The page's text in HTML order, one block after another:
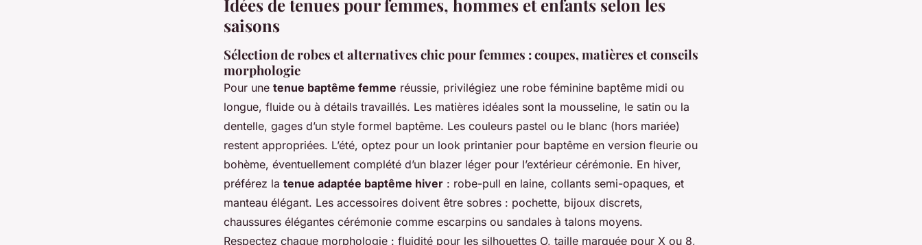
Idées de tenues pour femmes, hommes et enfants selon les
saisons
Sélection de robes et alternatives chic pour femmes : coupes, matières et conseils
morphologie
Pour une tenue baptême femme réussie, privilégiez une robe féminine baptême midi ou
longue, fluide ou à détails travaillés. Les matières idéales sont la mousseline, le satin ou la
dentelle, gages d’un style formel baptême. Les couleurs pastel ou le blanc (hors mariée)
restent appropriées. L’été, optez pour un look printanier pour baptême en version fleurie ou
bohème, éventuellement complété d’un blazer léger pour l’extérieur cérémonie. En hiver,
préférez la tenue adaptée baptême hiver : robe-pull en laine, collants semi-opaques, et
manteau élégant. Les accessoires doivent être sobres : pochette, bijoux discrets,
chaussures élégantes cérémonie comme escarpins ou sandales à talons moyens.
Respectez chaque morphologie : fluidité pour les silhouettes O, taille marquée pour X ou 8,